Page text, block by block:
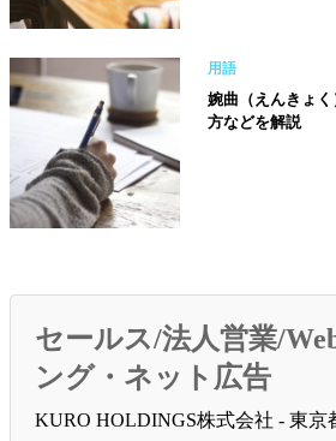
用語
婉曲（えんきょ
方などを解説
セールス/法人営業/
ング・ネット広告
KURO HOLDINGS株式会社 - 東京